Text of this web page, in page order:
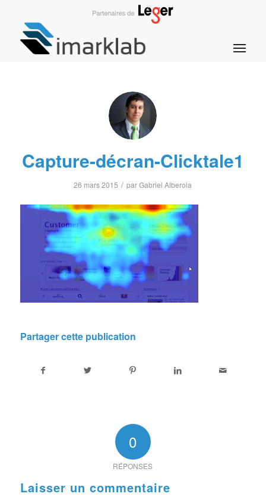
Capture-décran-Clicktale1
26 mars 2015 / parGabriel Alberola
Partager cette publication
0
RÉPONSES
Laisser un commentaire